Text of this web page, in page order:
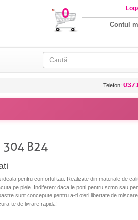
0
Contul
Telefon:
304 B24
pentru confortul tau. Realizate din materiale de
pe piele. Indiferent daca le porti pentru somn sau
sunt concepute pentru a-ti oferi libertate de miscare
te de livrare rapida!